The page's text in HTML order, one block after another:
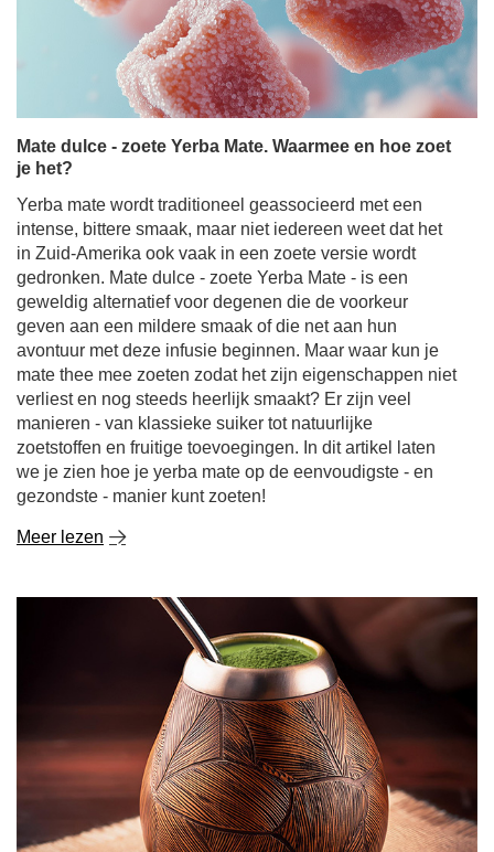
Mate dulce - zoete Yerba Mate. Waarmee en hoe zoet
intense, bittere smaak, maar niet iedereen weet dat het
in Zuid-Amerika ook vaak in een zoete versie wordt
gedronken. Mate dulce - zoete Yerba Mate - is een
geweldig alternatief voor degenen die de voorkeur
geven aan een mildere smaak of die net aan hun
avontuur met deze infusie beginnen. Maar waar kun je
mate thee mee zoeten zodat het zijn eigenschappen niet
verliest en nog steeds heerlijk smaakt? Er zijn veel
manieren - van klassieke suiker tot natuurlijke
zoetstoffen en fruitige toevoegingen. In dit artikel laten
we je zien hoe je yerba mate op de eenvoudigste - en
gezondste - manier kunt zoeten!
Meer lezen
Chimarrão. Het Braziliaanse geheim van de perfecte